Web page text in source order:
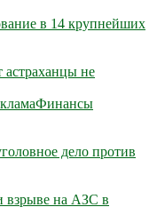
в 14 крупнейших
не
Финансы
дело против
на АЗС в